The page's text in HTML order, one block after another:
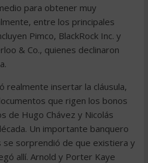
para obtener muy
entre los principales
Pimco, BlackRock Inc. y
& Co., quienes declinaron
realmente insertar la cláusula,
que rigen los bonos
de Hugo Chávez y Nicolás
Un importante banquero
se sorprendió de que existiera y
allí. Arnold y Porter Kaye